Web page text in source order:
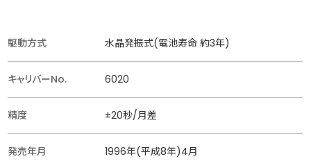
駆動方式 水晶発振式(電池寿命 約3年)
キャリバーNo. 6020
精度 ±20秒/月差
発売年月 1996年(平成8年)4月